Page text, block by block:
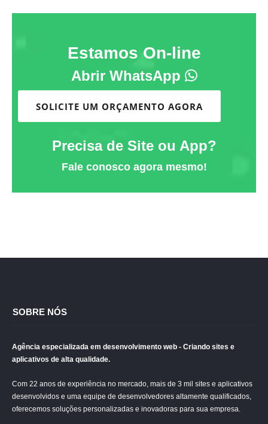
Estamos On-line
Abrir WhatsApp
SOLICITE UM ORÇAMENTO AGORA
Precisa de Site ou App?
Fale conosco agora mesmo!
SOBRE NÓS
Agência especializada em desenvolvimento web - Criando sites e
aplicativos de alta qualidade.
Com 22 anos de experiência no mercado, mais de 3 mil sites e aplicativos
desenvolvidos e uma equipe de desenvolvedores altamente qualificados,
oferecemos soluções personalizadas e inovadoras para sua empresa.